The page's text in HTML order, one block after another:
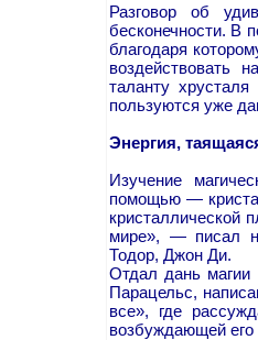
Разговор об
бесконечности. В
благодаря
воздействовать
таланту
пользуются уже
Энергия,
Изучение
помощью —
кристаллической
мире», — писал
Тодор, Джон Ди.
Отдал дань магии
Парацельс,
все», где
возбуждающей его